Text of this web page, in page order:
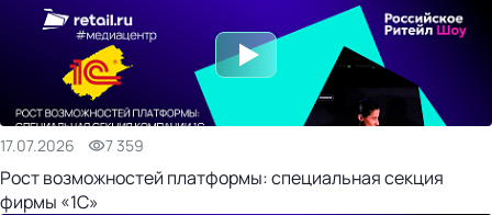
17.07.2026 7 359
Рост возможностей платформы: специальная секция
фирмы «1С»